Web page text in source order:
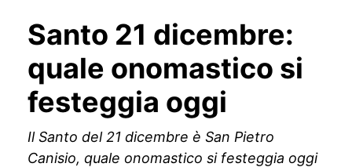
Santo 21 dicembre:
quale onomastico si
festeggia oggi
Il Santo del 21 dicembre è San Pietro
Canisio, quale onomastico si festeggia oggi